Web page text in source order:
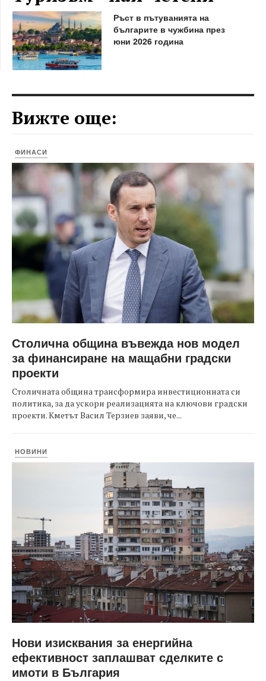
Ръст в пътуванията на
българите в чужбина през
юни 2026 година
Вижте още:
ФИНАСИ
Столична община въвежда нов модел
за финансиране на мащабни градски
проекти
Столичната община трансформира инвестиционната си
политика, за да ускори реализацията на ключови градски
проекти. Кметът Васил Терзиев заяви, че...
НОВИНИ
Нови изисквания за енергийна
ефективност заплашват сделките с
имоти в България